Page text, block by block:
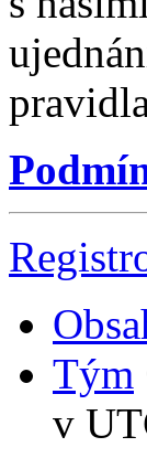
Tým
v